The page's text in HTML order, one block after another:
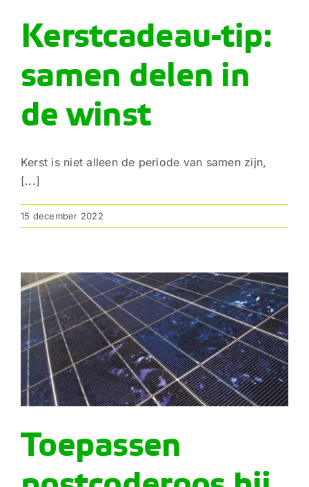
Kerstcadeau-tip:
samen delen in
de winst
Kerst is niet alleen de periode van samen zijn,
[...]
15 december 2022
Toepassen